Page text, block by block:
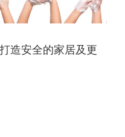
造安全的家居及更